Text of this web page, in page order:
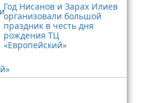
Год Нисанов и Зарах Илиев
организовали большой
праздник в честь дня
рождения ТЦ
«Европейский»